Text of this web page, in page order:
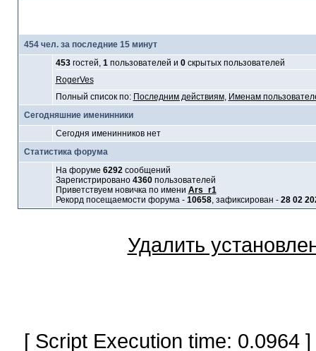
454 чел. за последние 15 минут
453гостей, 1пользователей и 0скрытых пользователей
RogerVes
Полный список по: Последним действиям, Именам
Сегодняшние именинники
Сегодня именинников нет
Статистика форума
На форуме 6292сообщений
Зарегистрировано 4360пользователей
Приветствуем новичка по имени Ars_r1
Рекорд посещаемости форума - 10658, зафиксирован - 28 02
Удалить
[ Script Execution time: